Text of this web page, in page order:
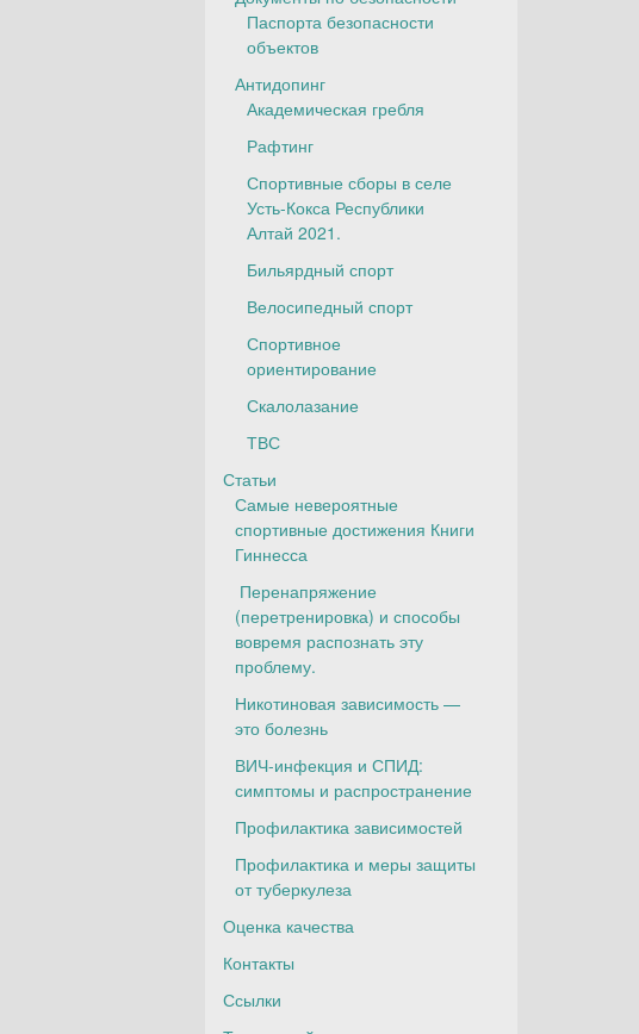
Паспорта безопасности
объектов
Антидопинг
Академическая гребля
Рафтинг
Спортивные сборы в селе
Усть-Кокса Республики
Алтай 2021.
Бильярдный спорт
Велосипедный спорт
Спортивное
ориентирование
Скалолазание
ТВС
Статьи
Самые невероятные
спортивные достижения Книги
Гиннесса
Перенапряжение
(перетренировка) и способы
вовремя распознать эту
проблему.
Никотиновая зависимость —
это болезнь
ВИЧ-инфекция и СПИД:
симптомы и распространение
Профилактика зависимостей
Профилактика и меры защиты
от туберкулеза
Оценка качества
Контакты
Ссылки